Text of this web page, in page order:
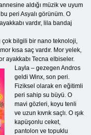
aldığı müzik ve uyum
peri Asyalı görünüm. O
vardır, lila bandaj
bilgili bir nano teknoloji,
kısa saç vardır. Mor yelek,
ayakkabı Tecna elbiseler.
Layla – gezegen Andros
geldi Winx, son peri.
Fiziksel olarak en eğitimli
peri sahip su büyü. O
mavi gözleri, koyu tenli
ve uzun kıvrık saçlı. O ışık
kapüşonlu ceket,
pantolon ve topuklu